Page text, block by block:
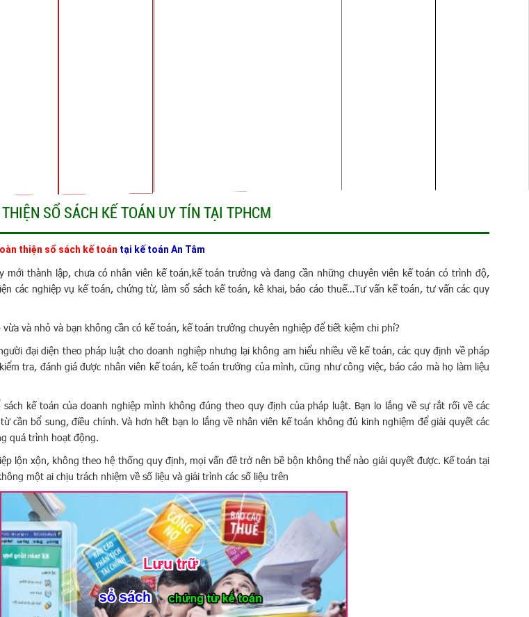
SỔ SÁCH KẾ TOÁN UY TÍN TẠI TPHCM
thiện sổ sách kế toán tại kế toán An Tâm
mới thành lập, chưa có nhân viên kế toán,kế toán trưởng và đang cần những chuyên viên kế toán có trình độ,
các nghiệp vụ kế toán, chứng từ, làm sổ sách kế toán, kê khai, báo cáo thuế…Tư vấn kế toán, tư vấn các quy
và nhỏ và bạn không cần có kế toán, kế toán trưởng chuyên nghiệp để tiết kiệm chi phí?
đại diện theo pháp luật cho doanh nghiệp nhưng lại không am hiểu nhiều về kế toán, các quy định về pháp
tra, đánh giá được nhân viên kế toán, kế toán trưởng của mình, cũng như công việc, báo cáo mà họ làm liệu
kế toán của doanh nghiệp mình không đúng theo quy định của pháp luật. Bạn lo lắng về sự rắt rối về các
cần bổ sung, điều chỉnh. Và hơn hết bạn lo lắng về nhân viên kế toán không đủ kinh nghiệm để giải quyết các
quá trình hoạt động.
lộn xộn, không theo hệ thống quy định, mọi vấn đề trở nên bề bộn không thể nào giải quyết được. Kế toán tại
một ai chịu trách nhiệm về số liệu và giải trình các số liệu trên